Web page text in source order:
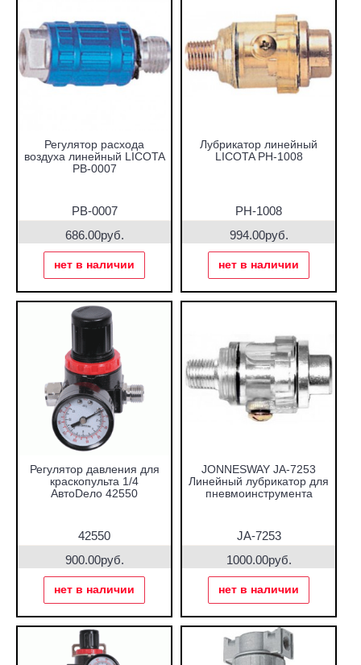
Регулятор расхода
воздуха линейный LICOTA
PB-0007
PB-0007
686.00руб.
нет в наличии
Лубрикатор линейный
LICOTA PH-1008
PH-1008
994.00руб.
нет в наличии
Регулятор давления для
краскопульта 1/4
АвтоDело 42550
42550
900.00руб.
нет в наличии
JONNESWAY JA-7253
Линейный лубрикатор для
пневмоинструмента
JA-7253
1000.00руб.
нет в наличии